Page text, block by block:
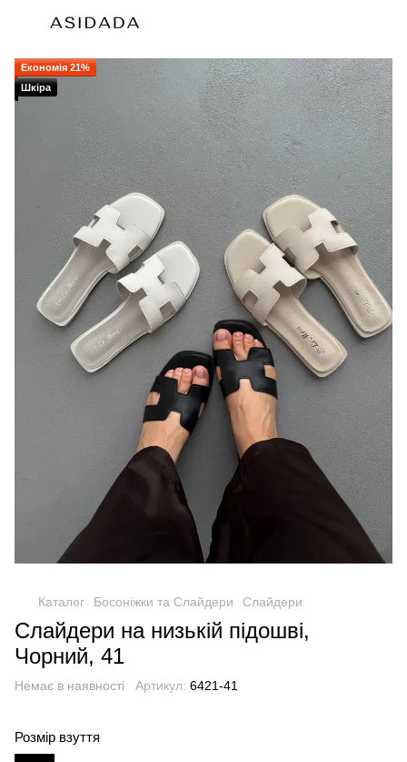
Економія 21%
Шкіра
Каталог Босоніжки та Слайдери Слайдери
Слайдери на низькій підошві,
Чорний, 41
Немає в наявності Артикул: 6421-41
Розмір взуття